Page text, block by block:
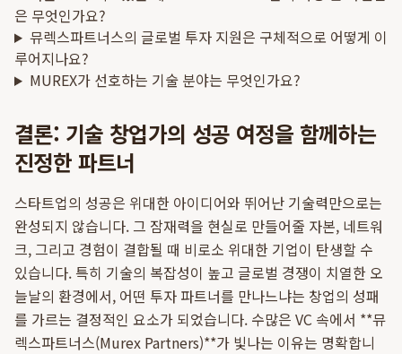
은 무엇인가요?
뮤렉스파트너스의 글로벌 투자 지원은 구체적으로 어떻게 이
루어지나요?
MUREX가 선호하는 기술 분야는 무엇인가요?
결론: 기술 창업가의 성공 여정을 함께하는
진정한 파트너
스타트업의 성공은 위대한 아이디어와 뛰어난 기술력만으로는
완성되지 않습니다. 그 잠재력을 현실로 만들어줄 자본, 네트워
크, 그리고 경험이 결합될 때 비로소 위대한 기업이 탄생할 수
있습니다. 특히 기술의 복잡성이 높고 글로벌 경쟁이 치열한 오
늘날의 환경에서, 어떤 투자 파트너를 만나느냐는 창업의 성패
를 가르는 결정적인 요소가 되었습니다. 수많은 VC 속에서 **뮤
렉스파트너스(Murex Partners)**가 빛나는 이유는 명확합니